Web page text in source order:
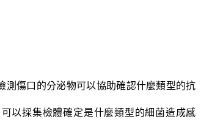
傷口的分泌物可以協助確認什麼類型的抗
以採集檢體確定是什麼類型的細菌造成感